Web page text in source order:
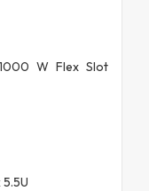
W Flex Slot